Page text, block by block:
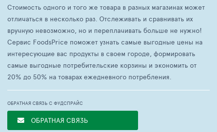
Стоимость одного и того же товара в разных магазинах может
отличаться в несколько раз. Отслеживать и сравнивать их
вручную невозможно, но и переплачивать больше не нужно!
Сервис FoodsPrice поможет узнать самые выгодные цены на
интересующие вас продукты в своем городе, формировать
самые выгодные потребительские корзины и экономить от
20% до 50% на товарах ежедневного потребления.
ОБРАТНАЯ СВЯЗЬ С ФУДСПРАЙС
ОБРАТНАЯ СВЯЗЬ